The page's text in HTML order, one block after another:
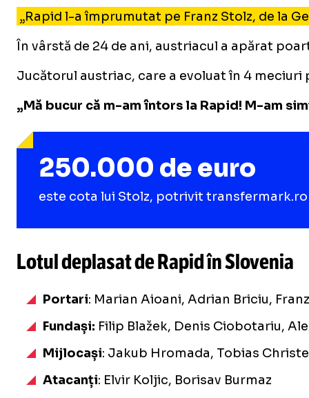
„Rapid l-a împrumutat pe Franz Stolz, de la
În vârstă de 24 de ani, austriacul a apărat
Jucătorul austriac, care a evoluat în 4
„Mă bucur că m-am întors la Rapid! M-am
250.000 de euro
este cota lui Stolz, potrivit transfermark.ro
Lotul deplasat de Rapid în Slovenia
Portari: Marian Aioani, Adrian Briciu,
Fundași: Filip Blažek, Denis Ciobotariu,
Mijlocași: Jakub Hromada, Tobias
Atacanți: Elvir Koljic, Borisav Burmaz